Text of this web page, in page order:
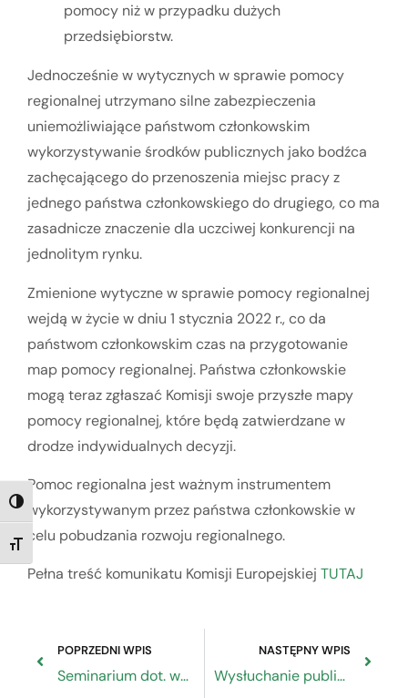
TOGGLE HIGH CONTRAST
TOGGLE FONT SIZE
pomocy niż w przypadku dużych
przedsiębiorstw.
Jednocześnie w wytycznych w sprawie pomocy
regionalnej utrzymano silne zabezpieczenia
uniemożliwiające państwom członkowskim
wykorzystywanie środków publicznych jako bodźca
zachęcającego do przenoszenia miejsc pracy z
jednego państwa członkowskiego do drugiego, co ma
zasadnicze znaczenie dla uczciwej konkurencji na
jednolitym rynku.
Zmienione wytyczne w sprawie pomocy regionalnej
wejdą w życie w dniu 1 stycznia 2022 r., co da
państwom członkowskim czas na przygotowanie
map pomocy regionalnej. Państwa członkowskie
mogą teraz zgłaszać Komisji swoje przyszłe mapy
pomocy regionalnej, które będą zatwierdzane w
drodze indywidualnych decyzji.
Pomoc regionalna jest ważnym instrumentem
wykorzystywanym przez państwa członkowskie w
celu pobudzania rozwoju regionalnego.
Pełna treść komunikatu Komisji Europejskiej TUTAJ
POPRZEDNI WPIS
Seminarium dot. wdrażania w MŚP zasad gospodarki obiegu zamkniętego: „European Social Partners’ project on Circular Economy for Italy, Poland, Greece and France”.
NASTĘPNY WPIS
Wysłuchanie publiczne projektu Programu „Fundusze Europejskie dla Nowoczesnej Gospodarki 2021-2027”